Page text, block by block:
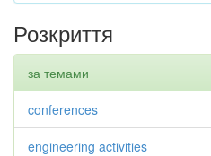
Розкриття
за темами
conferences
engineering activities